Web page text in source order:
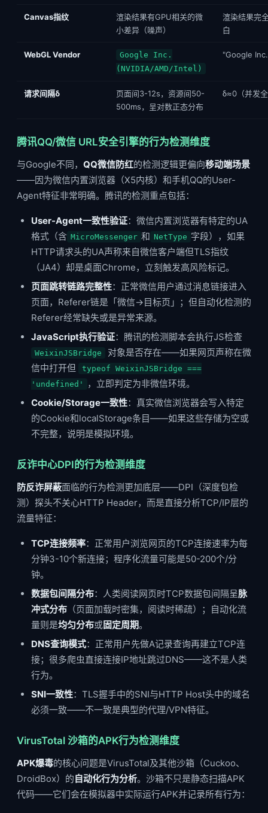
Canvas指纹
渲染结果有GPU相关的微
小差异（噪声）
渲染结果完
白
WebGL Vendor
Google Inc.
(NVIDIA/AMD/Intel)
"Google
请求间隔δ
页面间3-12s，资源间50-
500ms，呈对数正态分布
δ≈0（并发
腾讯QQ/微信 URL安全引擎的行为检测维度
与Google不同， QQ微信防红的检测逻辑更偏向移动端场景
——因为微信内置浏览器（X5内核）和手机QQ的User-
Agent特征非常明确。腾讯的检测重点包括：
User-Agent一致性验证：微信内置浏览器有特定的UA
格式（含 MicroMessenger 和 NetType 字段），如果
HTTP请求头的UA声称来自微信客户端但TLS指纹
（JA4）却是桌面Chrome，立刻触发高风险标记。
页面跳转链路完整性：正常微信用户通过消息链接进入
页面，Referer链是「微信→目标页」；但自动化检测的
Referer经常缺失或是异常来源。
JavaScript执行验证：腾讯的检测脚本会执行JS检查
WeixinJSBridge
对象是否存在——如果网页声称在微
信中打开但
typeof WeixinJSBridge ===
'undefined'
，立即判定为非微信环境。
Cookie/Storage一致性：真实微信浏览器会写入特定
的Cookie和localStorage条目——如果这些存储为空或
不完整，说明是模拟环境。
反诈中心DPI的行为检测维度
防反诈屏蔽面临的行为检测更加底层——DPI（深度包检
测）探头不关心HTTP Header，而是直接分析TCP/IP层的
流量特征：
TCP连接频率：正常用户浏览网页的TCP连接速率为每
分钟3-10个新连接；程序化流量可能是50-200个/分
钟。
数据包间隔分布：人类阅读网页时TCP数据包间隔呈脉
冲式分布 （页面加载时密集，阅读时稀疏）；自动化流
量则是均匀分布或固定周期。
DNS查询模式：正常用户先做A记录查询再建立TCP连
接；很多爬虫直接连接IP地址跳过DNS——这不是人类
行为。
SNI一致性：TLS握手中的SNI与HTTP Host头中的域名
必须一致——不一致是典型的代理/VPN特征。
VirusTotal 沙箱的APK行为检测维度
APK爆毒的核心问题是VirusTotal及其他沙箱（Cuckoo、
DroidBox）的自动化行为分析。沙箱不只是静态扫描APK
代码——它们会在模拟器中实际运行APK并记录所有行为：